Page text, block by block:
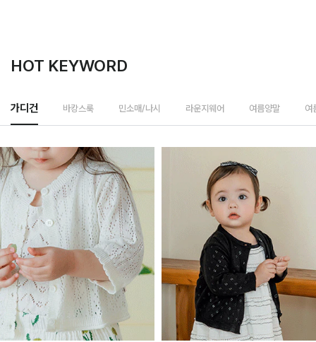
HOT KEYWORD
가디건 바캉스룩 민소매/나시 라운지웨어 여름양말 여